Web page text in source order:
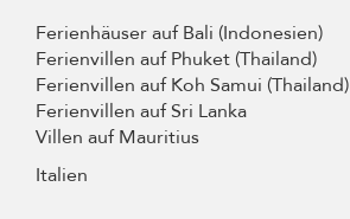
Ferienhäuser auf Bali (Indonesien)
Ferienvillen auf Phuket (Thailand)
Ferienvillen auf Koh Samui (Thailand)
Ferienvillen auf Sri Lanka
Villen auf Mauritius
Italien